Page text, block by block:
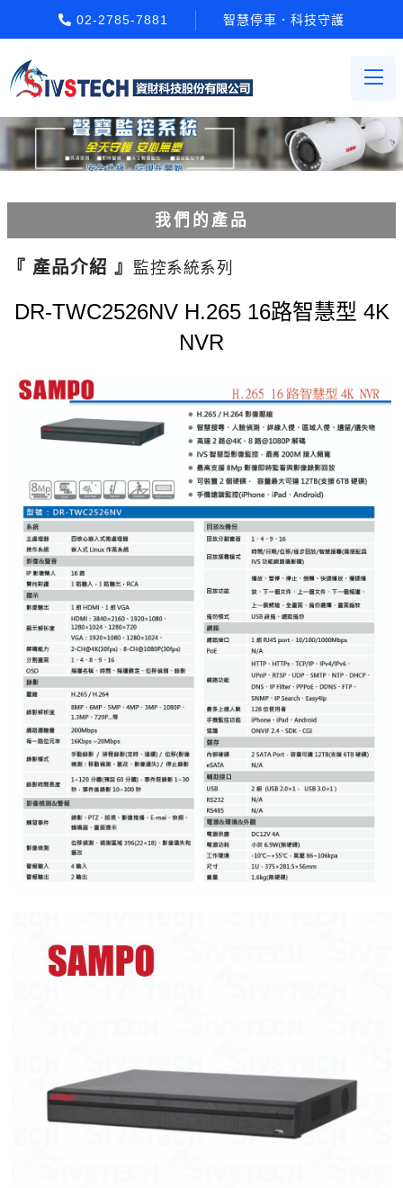
02-2785-7881 智慧停車．科技守護
我們的產品
電動柵欄機系列
Etag長距離讀卡機系列
紅綠燈號誌系統系列
停車場周邊系列
車輪檔防撞條系列
智能電子鎖系列
電動遮陽簾系列
監控系統系列
影視對講整合系統系列
數位看板系列
『 產品介紹 』 監控系統系列
DR-TWC2526NV H.265 16路智慧型 4K
NVR